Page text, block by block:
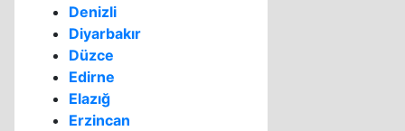
Denizli
Diyarbakır
Düzce
Edirne
Elazığ
Erzincan